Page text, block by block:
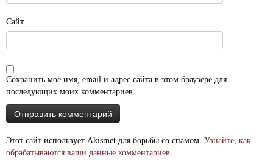
Сайт
Сохранить моё имя, email и адрес сайта в этом браузере для
последующих моих комментариев.
Этот сайт использует Akismet для борьбы со спамом. Узнайте, как
обрабатываются ваши данные комментариев